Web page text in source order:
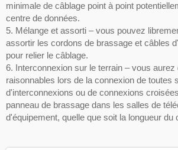
minimale de câblage point à point
centre de données.
5. Mélange et assorti – vous pouvez
assortir les cordons de brassage et câbles
pour relier le câblage.
6. Interconnexion sur le terrain – vous aurez
raisonnables lors de la connexion de toutes
d'interconnexions ou de connexions
panneau de brassage dans les salles de
d'équipement, quelle que soit la longueur du